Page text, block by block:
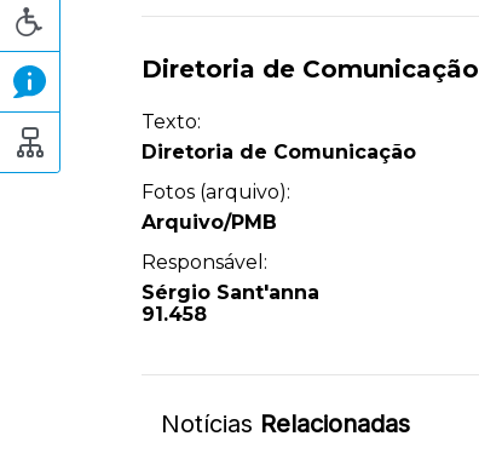
Diretoria de Comunicação
Texto:
Diretoria de Comunicação
Fotos (arquivo):
Arquivo/PMB
Responsável:
Sérgio Sant'anna
91.458
Notícias Relacionadas